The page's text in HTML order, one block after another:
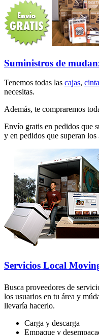
Suministros de
Tenemos todas las cajas, cinta
necesitas.
Además, te compraremos
Envío gratis en pedidos que
y en pedidos que superan los
Servicios Local
Busca proveedores de
los usuarios en tu área y
llevaría hacerlo.
Carga y descarga
Empaque y